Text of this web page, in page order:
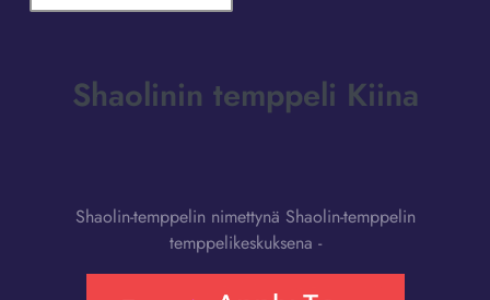
Shaolinin temppeli Kiina
Shaolin-temppelin nimettynä Shaolin-temppelin
temppelikeskuksena -